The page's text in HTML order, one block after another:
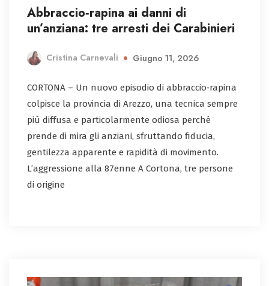
Abbraccio‑rapina ai danni di
un’anziana: tre arresti dei Carabinieri
Cristina Carnevali Giugno 11, 2026
CORTONA – Un nuovo episodio di abbraccio‑rapina
colpisce la provincia di Arezzo, una tecnica sempre
più diffusa e particolarmente odiosa perché
prende di mira gli anziani, sfruttando fiducia,
gentilezza apparente e rapidità di movimento.
L’aggressione alla 87enne A Cortona, tre persone
di origine